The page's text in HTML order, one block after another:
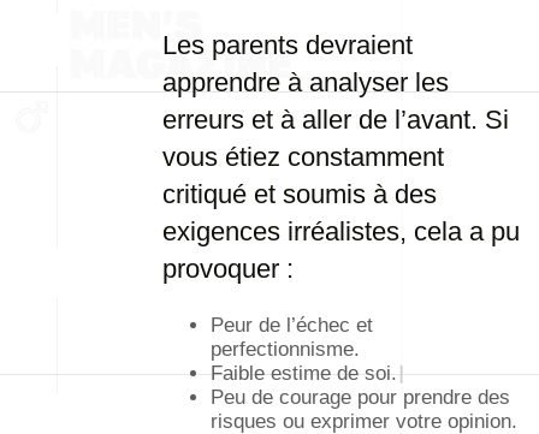
Les parents devraient
apprendre à analyser les
erreurs et à aller de l’avant. Si
vous étiez constamment
critiqué et soumis à des
exigences irréalistes, cela a pu
provoquer :
Peur de l’échec et
perfectionnisme.
Faible estime de soi.
Peu de courage pour prendre des
risques ou exprimer votre opinion.